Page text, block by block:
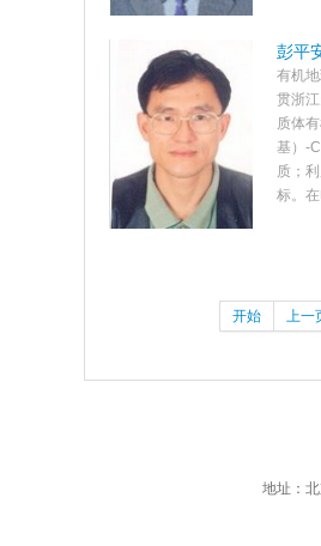
彭平
有机
贯浙
质体
基）-
质；
标。
开始 上一
地址：